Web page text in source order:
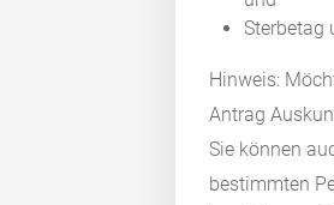
Sterbetag
Hinweis:
Antrag
Sie können
bestimmten